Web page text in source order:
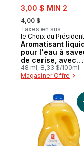
sale:
3,00 $ MIN 2
, formerly:
4,00 $
Taxes en sus
le Choix du Président
Aromatisant
pour l'eau à
de cerise, avec
niacine et
pour le métabolisme
48 ml, 8,33 $/100ml
Magasiner Offre